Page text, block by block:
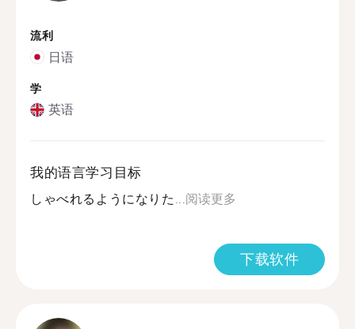
流利
日语
学
英语
我的语言学习目标
しゃべれるようになりた...阅读更多
下载软件